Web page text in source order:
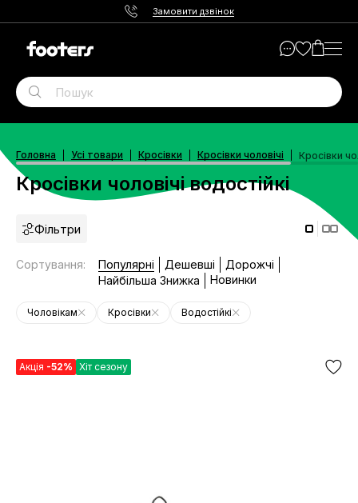
Замовити дзвінок
Головна Усі товари Кросівки Кросівки чоловічі Кросівки
Кросівки чоловічі водостійкі
Фільтри
Сортування: Популярні Дешевші
Дорожчі
Найбільша Знижка
Новинки
Чоловікам Кросівки Водостійкі
Акція -52% Хіт сезону